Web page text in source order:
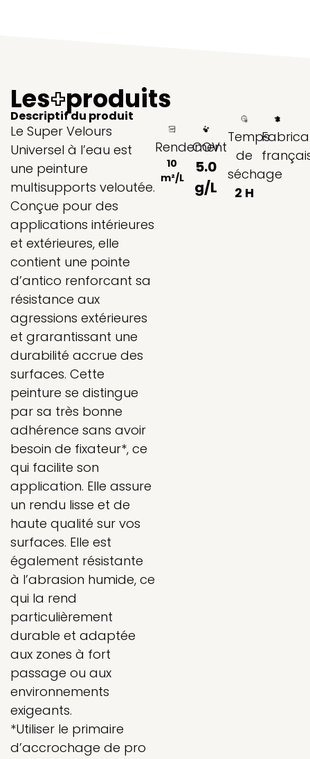
Les+produits
Descriptif du produit
Le Super Velours
Universel à l’eau est
une peinture
multisupports veloutée.
Conçue pour des
applications intérieures
et extérieures, elle
contient une pointe
d’antico renforcant sa
résistance aux
agressions extérieures
et grarantissant une
durabilité accrue des
surfaces. Cette
peinture se distingue
par sa très bonne
adhérence sans avoir
besoin de fixateur*, ce
qui facilite son
application. Elle assure
un rendu lisse et de
haute qualité sur vos
surfaces. Elle est
également résistante
à l’abrasion humide, ce
qui la rend
particulièrement
durable et adaptée
aux zones à fort
passage ou aux
environnements
exigeants.
*Utiliser le primaire
d’accrochage de pro
Rendement
10
m²/L
COV
5.0
g/L
Temps
de
séchage
2 H